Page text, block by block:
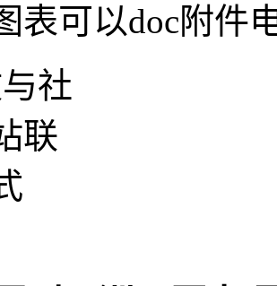
表可以doc附件